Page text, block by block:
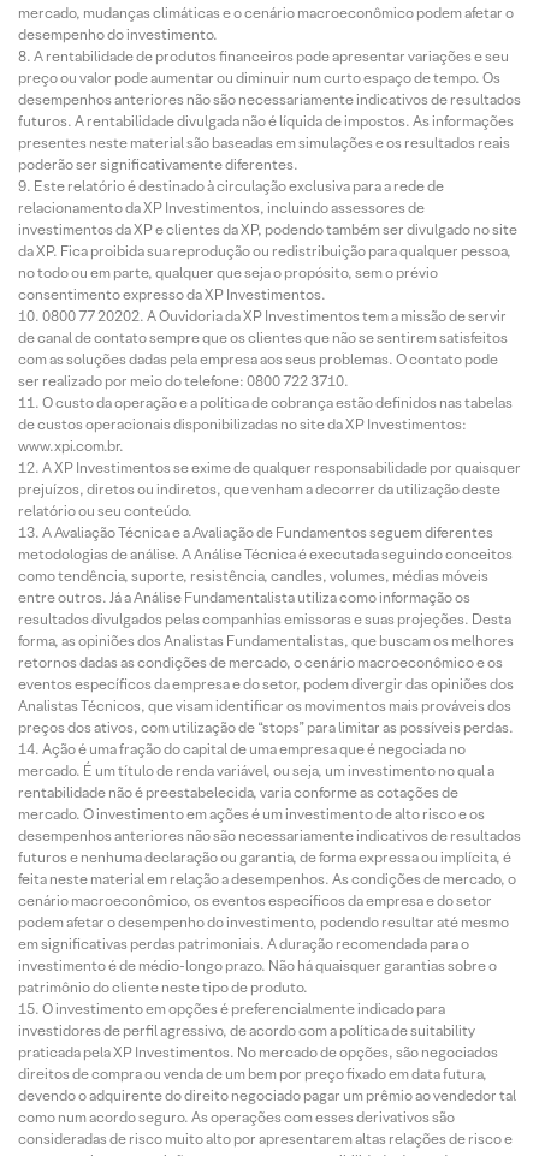
mercado, mudanças climáticas e o cenário macroeconômico podem afetar o
desempenho do investimento.
A rentabilidade de produtos financeiros pode apresentar variações e seu
preço ou valor pode aumentar ou diminuir num curto espaço de tempo. Os
desempenhos anteriores não são necessariamente indicativos de resultados
futuros. A rentabilidade divulgada não é líquida de impostos. As informações
presentes neste material são baseadas em simulações e os resultados reais
poderão ser significativamente diferentes.
Este relatório é destinado à circulação exclusiva para a rede de
relacionamento da XP Investimentos, incluindo assessores de
investimentos da XP e clientes da XP, podendo também ser divulgado no site
da XP. Fica proibida sua reprodução ou redistribuição para qualquer pessoa,
no todo ou em parte, qualquer que seja o propósito, sem o prévio
consentimento expresso da XP Investimentos.
0800 77 20202. A Ouvidoria da XP Investimentos tem a missão de servir
de canal de contato sempre que os clientes que não se sentirem satisfeitos
com as soluções dadas pela empresa aos seus problemas. O contato pode
ser realizado por meio do telefone: 0800 722 3710.
O custo da operação e a política de cobrança estão definidos nas tabelas
de custos operacionais disponibilizadas no site da XP Investimentos:
www.xpi.com.br.
A XP Investimentos se exime de qualquer responsabilidade por quaisquer
prejuízos, diretos ou indiretos, que venham a decorrer da utilização deste
relatório ou seu conteúdo.
A Avaliação Técnica e a Avaliação de Fundamentos seguem diferentes
metodologias de análise. A Análise Técnica é executada seguindo conceitos
como tendência, suporte, resistência, candles, volumes, médias móveis
entre outros. Já a Análise Fundamentalista utiliza como informação os
resultados divulgados pelas companhias emissoras e suas projeções. Desta
forma, as opiniões dos Analistas Fundamentalistas, que buscam os melhores
retornos dadas as condições de mercado, o cenário macroeconômico e os
eventos específicos da empresa e do setor, podem divergir das opiniões dos
Analistas Técnicos, que visam identificar os movimentos mais prováveis dos
preços dos ativos, com utilização de “stops” para limitar as possíveis perdas.
Ação é uma fração do capital de uma empresa que é negociada no
mercado. É um título de renda variável, ou seja, um investimento no qual a
rentabilidade não é preestabelecida, varia conforme as cotações de
mercado. O investimento em ações é um investimento de alto risco e os
desempenhos anteriores não são necessariamente indicativos de resultados
futuros e nenhuma declaração ou garantia, de forma expressa ou implícita, é
feita neste material em relação a desempenhos. As condições de mercado, o
cenário macroeconômico, os eventos específicos da empresa e do setor
podem afetar o desempenho do investimento, podendo resultar até mesmo
em significativas perdas patrimoniais. A duração recomendada para o
investimento é de médio-longo prazo. Não há quaisquer garantias sobre o
patrimônio do cliente neste tipo de produto.
O investimento em opções é preferencialmente indicado para
investidores de perfil agressivo, de acordo com a política de suitability
praticada pela XP Investimentos. No mercado de opções, são negociados
direitos de compra ou venda de um bem por preço fixado em data futura,
devendo o adquirente do direito negociado pagar um prêmio ao vendedor tal
como num acordo seguro. As operações com esses derivativos são
consideradas de risco muito alto por apresentarem altas relações de risco e